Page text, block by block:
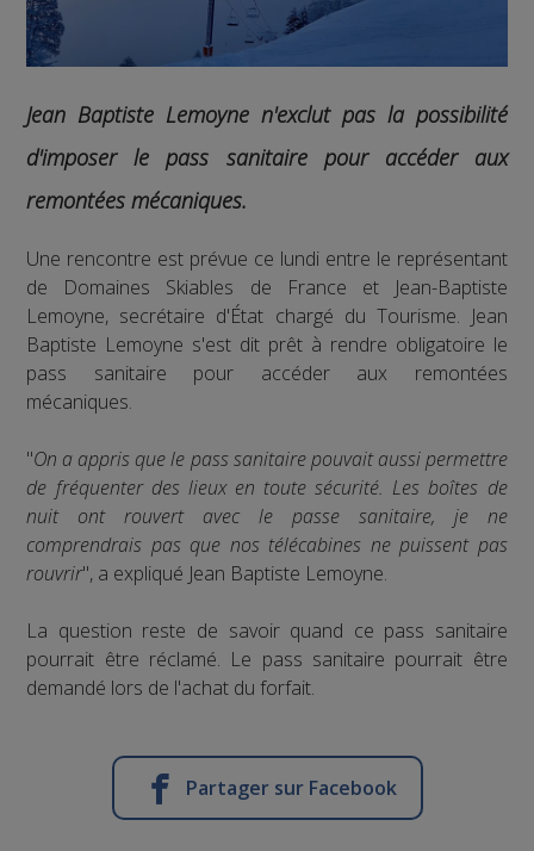
Jean Baptiste Lemoyne n'exclut pas la possibilité
d'imposer le pass sanitaire pour accéder aux
remontées mécaniques.
Une rencontre est prévue ce lundi entre le représentant
de Domaines Skiables de France et Jean-Baptiste
Lemoyne, secrétaire d'État chargé du Tourisme. Jean
Baptiste Lemoyne s'est dit prêt à rendre obligatoire le
pass sanitaire pour accéder aux remontées
mécaniques.
"On a appris que le pass sanitaire pouvait aussi permettre
de fréquenter des lieux en toute sécurité. Les boîtes de
nuit ont rouvert avec le passe sanitaire, je ne
comprendrais pas que nos télécabines ne puissent pas
rouvrir", a expliqué Jean Baptiste Lemoyne.
La question reste de savoir quand ce pass sanitaire
pourrait être réclamé. Le pass sanitaire pourrait être
demandé lors de l'achat du forfait.
Partager sur Facebook